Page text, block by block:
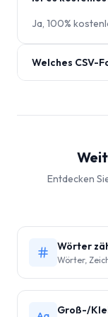
Ja, 100%
Welches CSV-
Entdecken
Wörter
Wörter,
Groß-/